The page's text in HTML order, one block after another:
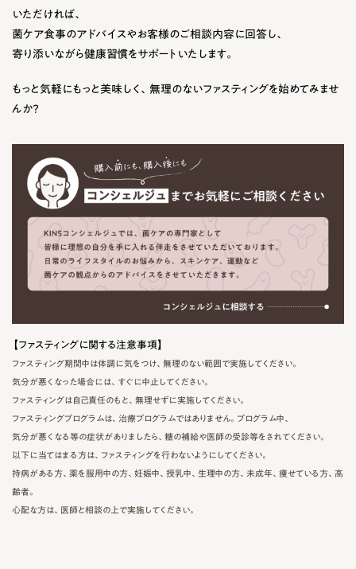
いただければ、
菌ケア食事のアドバイスやお客様のご相談内容に回答し、
寄り添いながら健康習慣をサポートいたします。
もっと気軽にもっと美味しく、無理のないファスティングを始めてみませ
んか？
【ファスティングに関する注意事項】
ファスティング期間中は体調に気をつけ、無理のない範囲で実施してください。
気分が悪くなった場合には、すぐに中止してください。
ファスティングは自己責任のもと、無理せずに実施してください。
ファスティングプログラムは、治療プログラムではありません。プログラム中、
気分が悪くなる等の症状がありましたら、糖の補給や医師の受診等をされてください。
以下に当てはまる方は、ファスティングを行わないようにしてください。
持病がある方、薬を服用中の方、妊娠中、授乳中、生理中の方、未成年、痩せている方、高
齢者。
心配な方は、医師と相談の上で実施してください。